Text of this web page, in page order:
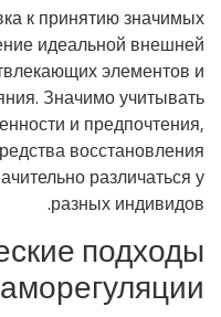
к принятию значимых
идеальной внешней
элементов и
Значимо учитывать
и предпочтения,
восстановления
различаться у
разных индивидов.
подходы